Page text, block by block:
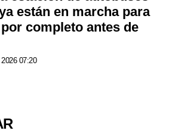
están en marcha para
completo antes de
07:20